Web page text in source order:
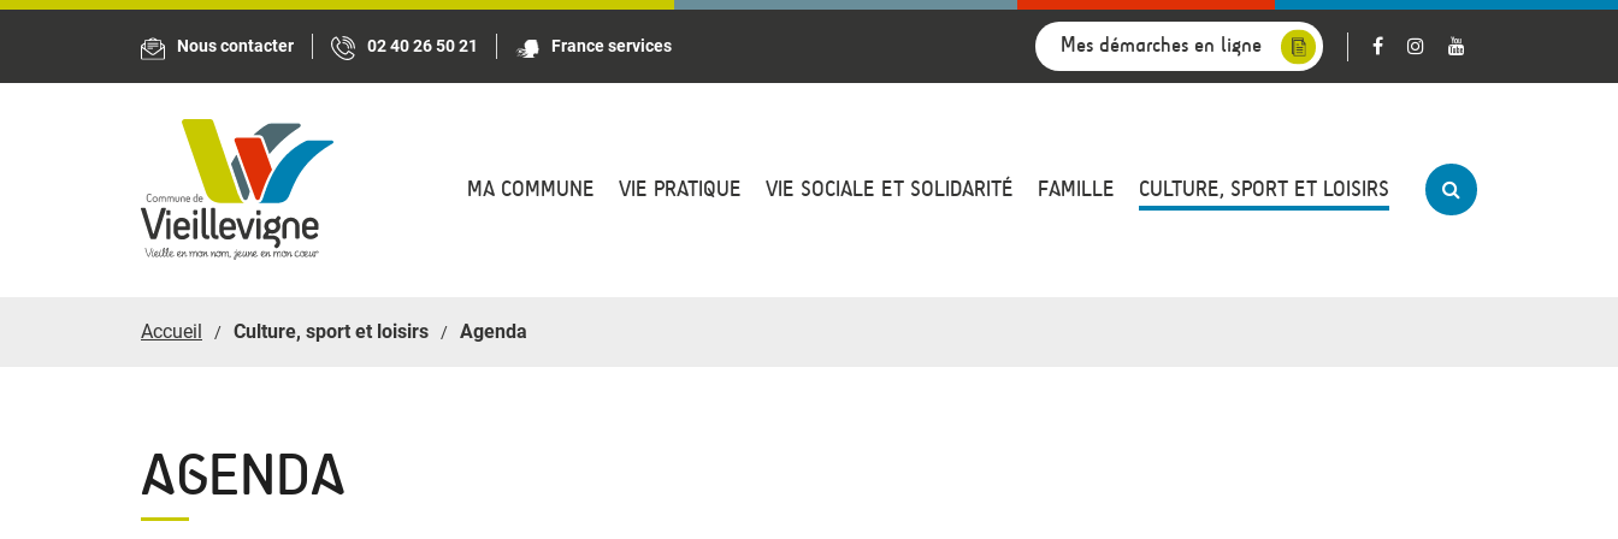
Nous contacter 02 40 26 50 21 France services Mes démarches en ligne
MA COMMUNE VIE PRATIQUE VIE SOCIALE ET SOLIDARITÉ FAMILLE CULTURE, SPORT ET LOISIRS
Accueil Culture, sport et loisirs Agenda
AGENDA
Panneau de gestion des cookies